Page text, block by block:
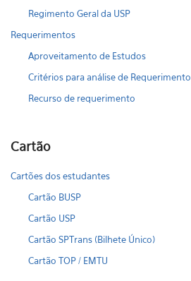
Regimento Geral da USP
Requerimentos
Aproveitamento de Estudos
Critérios para análise de Requerimento
Recurso de requerimento
Cartão
Cartões dos estudantes
Cartão BUSP
Cartão USP
Cartão SPTrans (Bilhete Único)
Cartão TOP / EMTU